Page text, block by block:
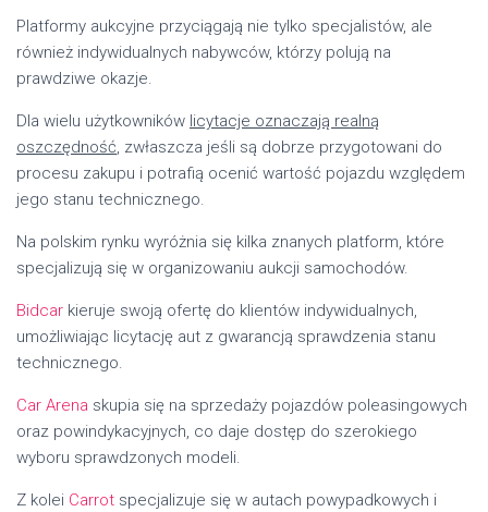
Platformy aukcyjne przyciągają nie tylko specjalistów, ale
również indywidualnych nabywców, którzy polują na
prawdziwe okazje.
Dla wielu użytkowników licytacje oznaczają realną
oszczędność, zwłaszcza jeśli są dobrze przygotowani do
procesu zakupu i potrafią ocenić wartość pojazdu względem
jego stanu technicznego.
Na polskim rynku wyróżnia się kilka znanych platform, które
specjalizują się w organizowaniu aukcji samochodów.
Bidcar kieruje swoją ofertę do klientów indywidualnych,
umożliwiając licytację aut z gwarancją sprawdzenia stanu
technicznego.
Car Arena skupia się na sprzedaży pojazdów poleasingowych
oraz powindykacyjnych, co daje dostęp do szerokiego
wyboru sprawdzonych modeli.
Z kolei Carrot specjalizuje się w autach powypadkowych i